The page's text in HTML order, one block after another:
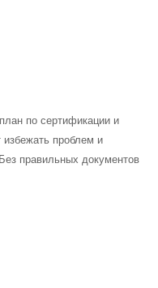
по сертификации и
проблем и
правильных документов